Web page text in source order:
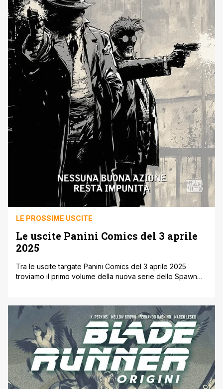
LE PROSSIME USCITE
Le uscite Panini Comics del 3 aprile
2025
Tra le uscite targate Panini Comics del 3 aprile 2025
troviamo il primo volume della nuova serie dello Spawn
da disegnatori come Ashley Wood, Sam Medina e Alberto
Ponticelli. Inoltre L’Eternauta: Il Ritorno, il sequel [']